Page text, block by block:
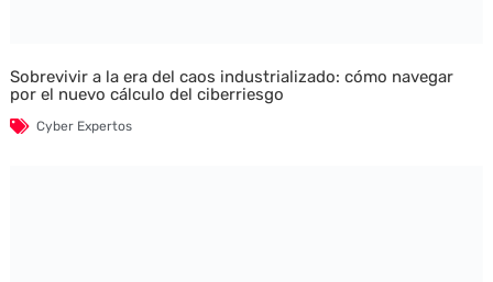
Sobrevivir a la era del caos industrializado: cómo navegar
por el nuevo cálculo del ciberriesgo
Cyber Expertos